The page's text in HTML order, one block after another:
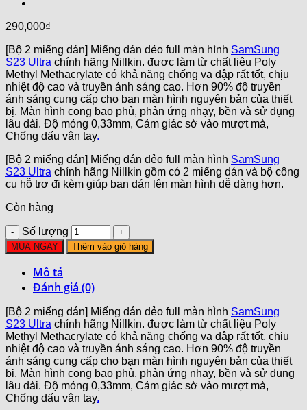
290,000₫
[Bộ 2 miếng dán] Miếng dán dẻo full màn hình SamSung
S23 Ultra chính hãng Nillkin. được làm từ chất liệu Poly
Methyl Methacrylate có khả năng chống va đập rất tốt, chịu
nhiệt độ cao và truyền ánh sáng cao. Hơn 90% độ truyền
ánh sáng cung cấp cho bạn màn hình nguyên bản của thiết
bị. Màn hình cong bao phủ, phản ứng nhạy, bền và sử dụng
lâu dài. Độ mỏng 0,33mm, Cảm giác sờ vào mượt mà,
Chống dấu vân tay.
[Bộ 2 miếng dán] Miếng dán dẻo full màn hình SamSung
S23 Ultra chính hãng Nillkin gồm có 2 miếng dán và bộ công
cụ hỗ trợ đi kèm giúp bạn dán lên màn hình dễ dàng hơn.
Còn hàng
Số lượng
MUA NGAY Thêm vào giỏ hàng
Mô tả
Đánh giá (0)
[Bộ 2 miếng dán] Miếng dán dẻo full màn hình SamSung
S23 Ultra chính hãng Nillkin. được làm từ chất liệu Poly
Methyl Methacrylate có khả năng chống va đập rất tốt, chịu
nhiệt độ cao và truyền ánh sáng cao. Hơn 90% độ truyền
ánh sáng cung cấp cho bạn màn hình nguyên bản của thiết
bị. Màn hình cong bao phủ, phản ứng nhạy, bền và sử dụng
lâu dài. Độ mỏng 0,33mm, Cảm giác sờ vào mượt mà,
Chống dấu vân tay.